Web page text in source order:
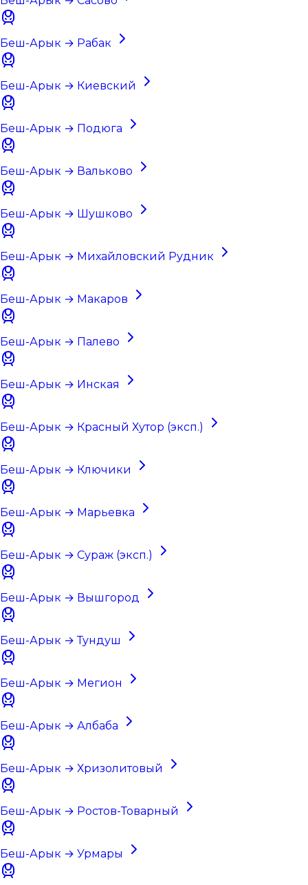
Беш-Арык → Рабак
Беш-Арык → Киевский
Беш-Арык → Подюга
Беш-Арык → Вальково
Беш-Арык → Шушково
Беш-Арык → Михайловский Рудник
Беш-Арык → Макаров
Беш-Арык → Палево
Беш-Арык → Инская
Беш-Арык → Красный Хутор (эксп.)
Беш-Арык → Ключики
Беш-Арык → Марьевка
Беш-Арык → Сураж (эксп.)
Беш-Арык → Вышгород
Беш-Арык → Тундуш
Беш-Арык → Мегион
Беш-Арык → Албаба
Беш-Арык → Хризолитовый
Беш-Арык → Ростов-Товарный
Беш-Арык → Урмары